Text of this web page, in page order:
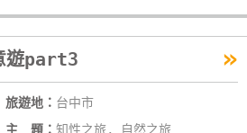
遊part3 »
旅遊地： 台中市
主 題： 知性之旅, 自然之旅